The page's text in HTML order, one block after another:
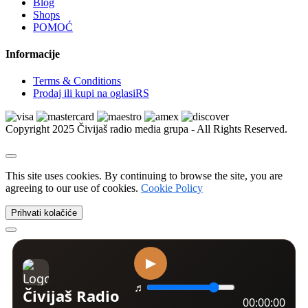
Xbox | Delovi i oprema
Nintendo
Sega | Igrice
Sega | Delovi i oprema
Figurice i knjige
VR naočare
Ostalo
Kućne ptice
Mačke
Ribice
Izgubljeni i nađeni ljubimci
Akvarijumi i oprema
Dekoracija i biljke
Morska akvaristika
Četke, makaze i trimeri
Shops
POMOĆ
Informacije
Terms & Conditions
Prodaj ili kupi na oglasiRS
Copyright 2025 Čivijaš radio media grupa - All Rights Reserved.
This site uses cookies. By continuing to browse the site, you are
agreeing to our use of cookies. Cookie Policy
Prihvati kolačiće